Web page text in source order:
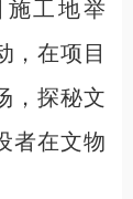
施工地举
，在项目
，探秘文
者在文物